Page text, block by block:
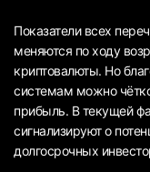
Показатели всех
меняются по ходу
криптовалюты. Но
системам можно
прибыль. В текущей
сигнализируют о
долгосрочных